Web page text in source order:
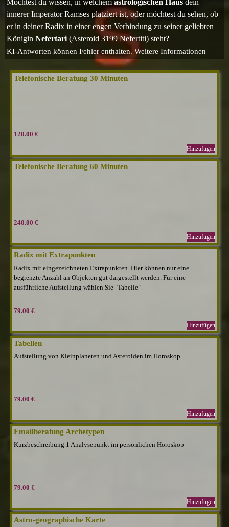
Möchtest du wissen, in welchem astrologischen Haus dein
innerer Imperator Ramses platziert ist, oder möchtest du sehen, ob
er in deiner Radix in einer engen Verbindung zu seiner geliebten
Königin Nefertari (Asteroid 3199 Nefertiti) steht?
KI-Antworten können Fehler enthalten. Weitere Informationen
Telefonische Beratung 30 Minuten
120.00 €
Hinzufügen
Telefonische Beratung 60 Minuten
240.00 €
Hinzufügen
Radix mit Extrapunkten
Radix mit eingezeichneten Extrapunkten. Hier können nur eine
begrenzte Anzahl an Objekten gut dargestellt werden. Für eine
ausführliche Aufstellung wählen Sie "Tabelle"
79.00 €
Hinzufügen
Tabellen
Aufstellung von Kleinplaneten und Asteroiden im Horoskop
79.00 €
Hinzufügen
Emailberatung Archetypen
Kurzbeschreibung 1 Analysepunkt im persönlichen Horoskop
79.00 €
Hinzufügen
Astro-geographische Karte